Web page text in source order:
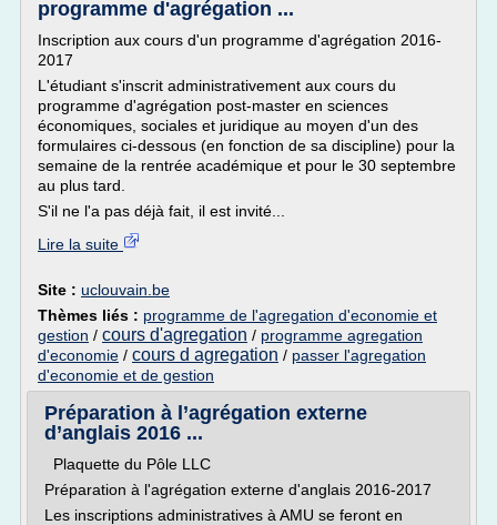
programme d'agrégation ...
Inscription aux cours d'un programme d'agrégation 2016-
2017
L'étudiant s'inscrit administrativement aux cours du
programme d'agrégation post-master en sciences
économiques, sociales et juridique au moyen d'un des
formulaires ci-dessous (en fonction de sa discipline) pour la
semaine de la rentrée académique et pour le 30 septembre
au plus tard.
S'il ne l'a pas déjà fait, il est invité...
Lire la suite
Site : uclouvain.be
Thèmes liés : programme de l'agregation d'economie et
gestion / cours d'agregation / programme agregation
d'economie / cours d agregation / passer l'agregation
d'economie et de gestion
Préparation à l’agrégation externe
d’anglais 2016 ...
Plaquette du Pôle LLC
Préparation à l'agrégation externe d'anglais 2016-2017
Les inscriptions administratives à AMU se feront en